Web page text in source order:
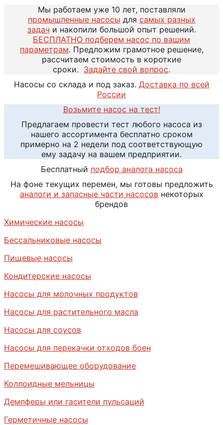
Мы работаем уже 10 лет, поставляли
промышленные насосы для самых разных
задач и накопили большой опыт решений.
БЕСПЛАТНО подберем насос по вашим
параметрам. Предложим грамотное решение,
рассчитаем стоимость в короткие
сроки. Задайте свой вопрос.
Насосы со склада и под заказ. Доставка по всей
России
Возьмите насос на тест!
Предлагаем провести тест любого насоса из
нашего ассортимента бесплатно сроком
примерно на 2 недели под соответствующую
ему задачу на вашем предприятии.
Бесплатный подбор аналога насоса
На фоне текущих перемен, мы готовы предложить
аналоги и запасные части насосовнекоторых
брендов
Химические насосы
Бессальниковые насосы
Пищевые насосы
Кондитерские насосы
Насосы для молочных продуктов
Насосы для растительного масла
Насосы для соусов
Насосы для перекачки отходов боен
Перемешивающее оборудование
Коллоидные мельницы
Демпферы или гасители пульсаций
Герметичные насосы